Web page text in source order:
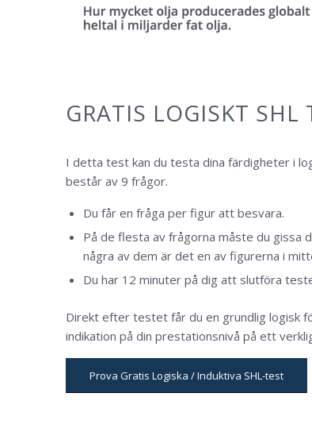
GRATIS LOGISKT SHL
I detta test kan du testa dina färdigheter i
består av 9 frågor.
Du får en fråga per figur att besvara.
På de flesta av frågorna måste du gissa
några av dem är det en av figurerna i
Du har 12 minuter på dig att slutföra
Direkt efter testet får du en grundlig logisk
indikation på din prestationsnivå på ett
Prova Gratis Logiska / Induktiva SHL-test